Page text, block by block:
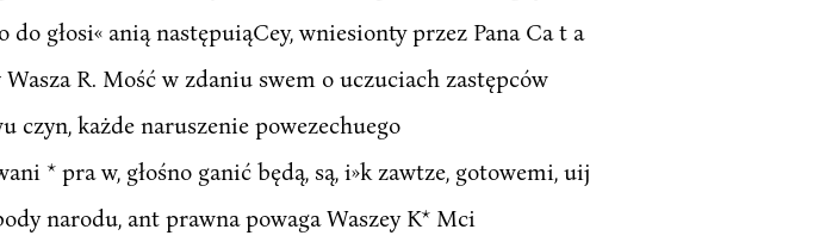
głosi« anią następuiąCey, wniesionty przez Pana Ca t a
R. Mość w zdaniu swem o uczuciach zastępców
czyn, każde naruszenie powezechuego
* pra w, głośno ganić będą, są, i»k zawtze, gotowemi, uij
narodu, ant prawna powaga Waszey K* Mci